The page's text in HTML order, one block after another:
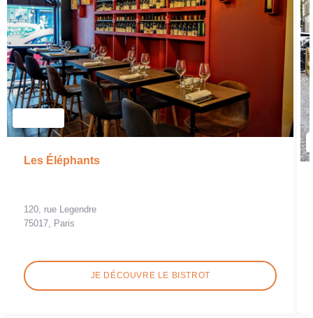
Les Éléphants
120, rue Legendre
75017, Paris
JE DÉCOUVRE LE BISTROT